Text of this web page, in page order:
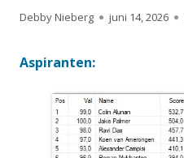
Auteur
Debby Nieberg
Gepubliceerd
juni 14, 2026
Aspiranten: